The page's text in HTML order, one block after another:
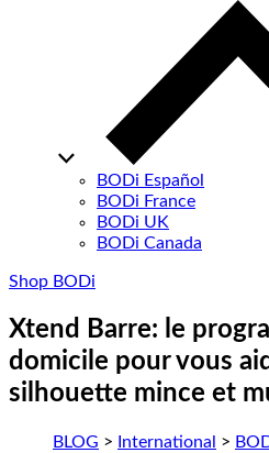
BODi Español
BODi France
BODi UK
BODi Canada
Shop BODi
Xtend Barre: le
domicile pour vous
silhouette mince et
BLOG > International >